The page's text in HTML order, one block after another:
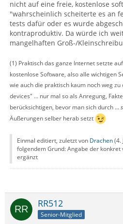
nicht auf eine freie, kostenlose
"wahrscheinlich scheiterte es an
tests dafür oder es wurde
kontraproduktiv. Da würde ich
mangelhaften Groß-/
(1) Praktisch das ganze Internet setzte
kostenlose Software, also alle wichtigen
wie auch die praktisch kaum noch weg
devices" ... nur mal so als Anregung,
berücksichtigen, bevor man sich durch ...
Äußerungen selber herab setzt
Einmal editiert, zuletzt von Drachen(4.
folgendem Grund: Angabe der konkret
ergänzt
RR512
Senior-Mitglied